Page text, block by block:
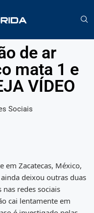
de ar
mata 1 e
VÍDEO
em Zacatecas, México,
deixou outras duas
redes sociais
cai lentamente em